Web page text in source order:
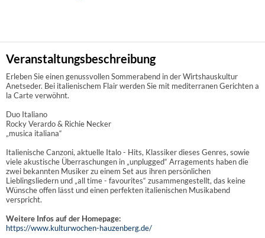
Veranstaltungsbeschreibung
Erleben Sie einen genussvollen Sommerabend in der Wirtshauskultur
Anetseder. Bei italienischem Flair werden Sie mit mediterranen Gerichten a
la Carte verwöhnt.
Duo Italiano
Rocky Verardo & Richie Necker
„musica italiana“
Italienische Canzoni, aktuelle Italo - Hits, Klassiker dieses Genres, sowie
viele akustische Überraschungen in „unplugged“ Arragements haben die
zwei bekannten Musiker zu einem Set aus ihren persönlichen
Lieblingsliedern und „all time - favourites“ zusammengestellt, das keine
Wünsche offen lässt und einen perfekten italienischen Musikabend
verspricht.
Weitere Infos auf der Homepage:
https://www.kulturwochen-hauzenberg.de/